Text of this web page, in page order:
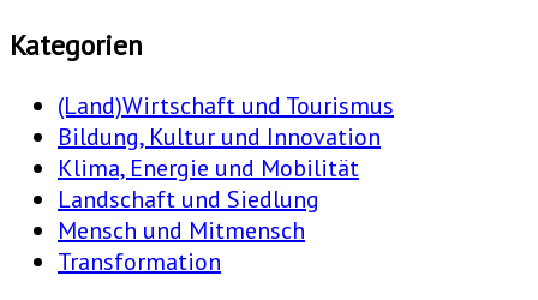
Kategorien
(Land)Wirtschaft und Tourismus
Bildung, Kultur und Innovation
Klima, Energie und Mobilität
Landschaft und Siedlung
Mensch und Mitmensch
Transformation